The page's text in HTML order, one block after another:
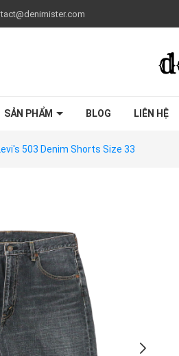
SẢN PHẨM BLOG LIÊN HỆ
503 Denim Shorts Size 33